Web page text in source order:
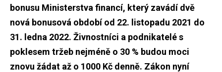
bonusu Ministerstva financí, který zavádí dvě
nová bonusová období od 22. listopadu 2021 do
31. ledna 2022. Živnostníci a podnikatelé s
poklesem tržeb nejméně o 30 % budou moci
znovu žádat až o 1000 Kč denně. Zákon nyní